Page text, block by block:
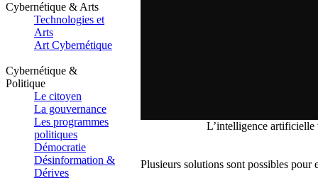
Cybernétique & Arts
Technologies et
Arts
Art Cybernétique
Cybernétique &
Politique
Le citoyen
La gouvernance
Les programmes
politiques
Démocratie
Désinformation &
Dérives
L’intelligence artificielle
Plusieurs solutions sont possibles